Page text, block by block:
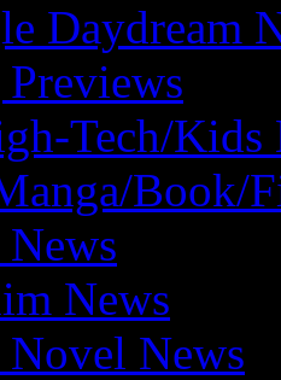
Daydream
Tech/Kids
Book/
News
News